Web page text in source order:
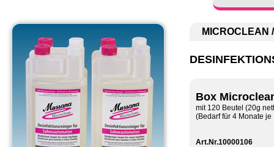
MICROCLEAN
Box
mit 120 Beutel (20g
(Bedarf für 4 Monate je
Art.Nr.10000106